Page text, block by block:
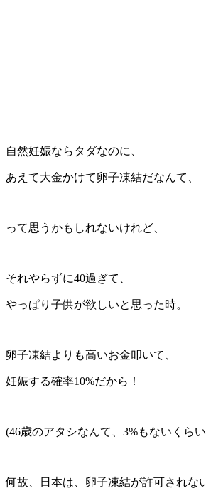
自然妊娠ならタダなのに、
あえて大金かけて卵子凍結だなんて、
って思うかもしれないけれど、
それやらずに40過ぎて、
やっぱり子供が欲しいと思った時。
卵子凍結よりも高いお金叩いて、
妊娠する確率10%だから！
(46歳のアタシなんて、3%もないくら
何故、日本は、卵子凍結が許可されな